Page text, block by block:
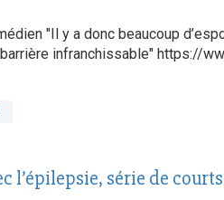
"Il y a donc beaucoup
infranchissable" https://
l’épilepsie, série de